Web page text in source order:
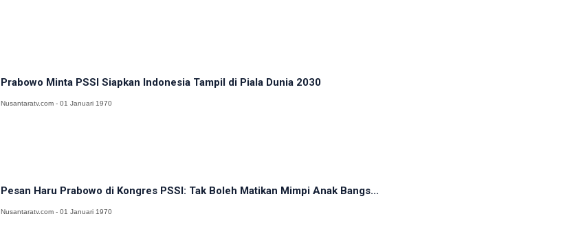
Prabowo Minta PSSI Siapkan Indonesia Tampil di Piala Dunia 2030
Nusantaratv.com - 01 Januari 1970
Pesan Haru Prabowo di Kongres PSSI: Tak Boleh Matikan Mimpi Anak Bangs...
Nusantaratv.com - 01 Januari 1970